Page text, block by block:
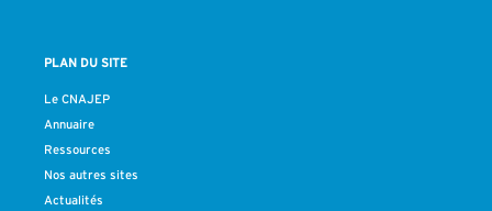
PLAN DU SITE
Le CNAJEP
Annuaire
Ressources
Nos autres sites
Actualités